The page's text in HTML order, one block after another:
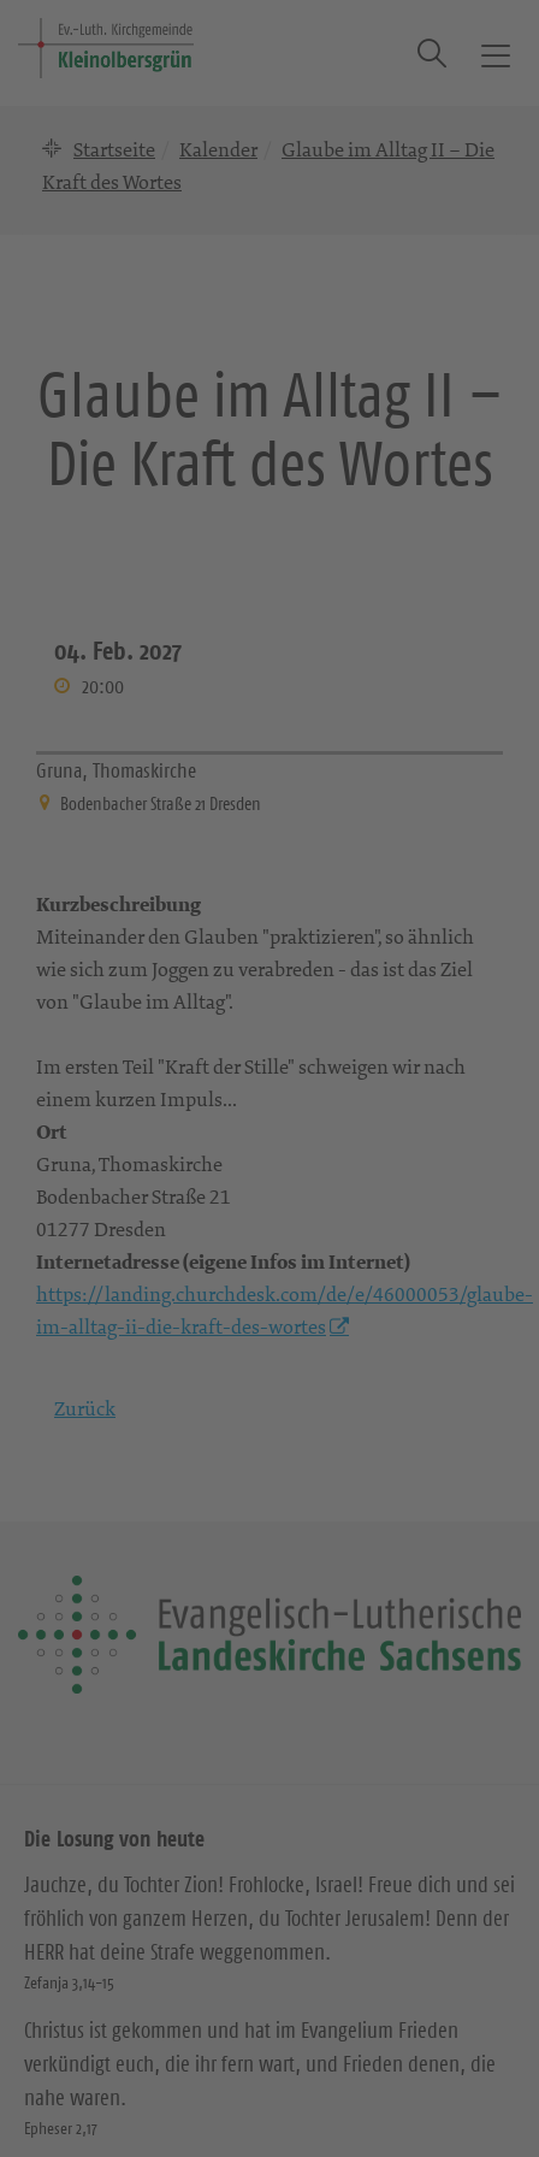
T
g
o
Suche
Startseite Kalender
Glaube im Alltag II – Die
Kraft des Wortes
Glaube im Alltag II –
Die Kraft des Wortes
04. Feb. 2027
20:00
Gruna, Thomaskirche
Bodenbacher Straße 21 Dresden
Kurzbeschreibung
Miteinander den Glauben "praktizieren", so ähnlich
wie sich zum Joggen zu verabreden - das ist das Ziel
von "Glaube im Alltag".
Im ersten Teil "Kraft der Stille" schweigen wir nach
einem kurzen Impuls...
Ort
Gruna, Thomaskirche
Bodenbacher Straße 21
01277 Dresden
Internetadresse (eigene Infos im Internet)
https://landing.churchdesk.com/de/e/46000053/glaube-
im-alltag-ii-die-kraft-des-wortes
Zurück
Die Losung von heute
Jauchze, du Tochter Zion! Frohlocke, Israel! Freue dich und sei
fröhlich von ganzem Herzen, du Tochter Jerusalem! Denn der
HERR hat deine Strafe weggenommen.
Zefanja 3,14-15
Christus ist gekommen und hat im Evangelium Frieden
verkündigt euch, die ihr fern wart, und Frieden denen, die
nahe waren.
Epheser 2,17